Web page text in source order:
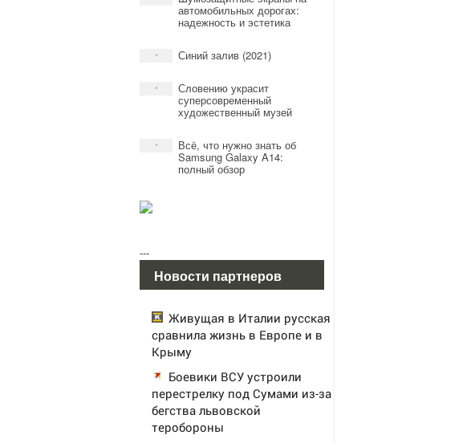
автомобильных дорогах:
надежность и эстетика
* Синий залив (2021)
* Словению украсит
суперсовременный
художественный музей
* Всё, что нужно знать об
Samsung Galaxy A14:
полный обзор
---
Новости партнеров
Живущая в Италии русская
сравнила жизнь в Европе и в
Крыму
Боевики ВСУ устроили
перестрелку под Сумами из-за
бегства львовской
теробороны